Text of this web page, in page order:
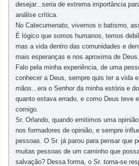
desejar...seria de extrema importância
análise crítica.
No Catecumenato, vivemos o batismo,
É lógico que somos humanos, temos
mas a vida dentro das comunidades e
mais esperanças e nos aproxima de Deus.
Falo pela minha experiência, de uma
conhecer a Deus, sempre quis ter a vida
mãos...era o Senhor da minha estória e
quanto estava errado, e como Deus teve
comigo.
Sr. Orlando, quando emitimos uma
nos formadores de opinião, e sempre
pessoas. O Sr. já parou para pensar que
muitas pessoas de um caminho que
salvação? Dessa forma, o Sr. torna-se